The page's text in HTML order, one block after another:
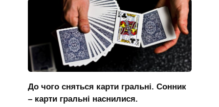
До чого сняться карти гральні. Сонник
– карти гральні наснилися.